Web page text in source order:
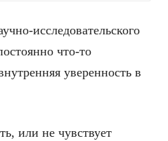
исследовательского
что-то
уверенность в
или не чувствует